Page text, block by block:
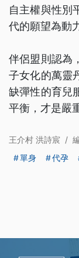
自主權與性別
代的願望為動
伴侶盟則認為
子女化的萬靈
缺彈性的育兒
平衡，才是嚴
王介村 洪詩宸 /
單身
代孕